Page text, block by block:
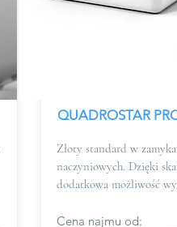
QUADROSTAR
Złoty standard w
naczyniowych. Dzięki
dodatkowa możliwość
Cena najmu od: